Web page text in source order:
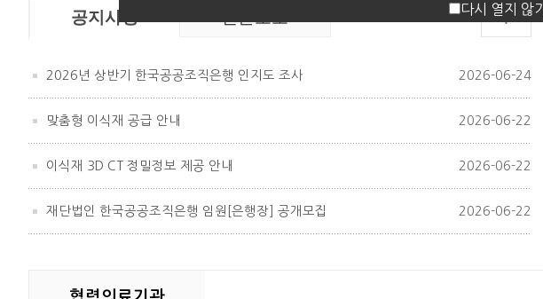
다시 열지 않기
공지사항
2026년 상반기 한국공공조직은행 인지도 조사 2026-06-24
맞춤형 이식재 공급 안내 2026-06-22
이식재 3D CT 정밀정보 제공 안내 2026-06-22
재단법인 한국공공조직은행 임원[은행장] 공개모집 2026-06-22